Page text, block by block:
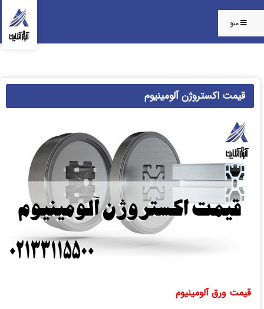
منو
قیمت اکستروژن آلومینیوم
قیمت ورق آلومینیوم